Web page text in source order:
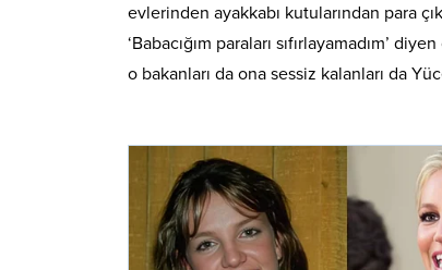
evlerinden ayakkabı kutularından para
‘Babacığım paraları sıfırlayamadım’
o bakanları da ona sessiz kalanları da